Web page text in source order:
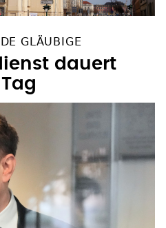
GLÄUBIGE
dauert